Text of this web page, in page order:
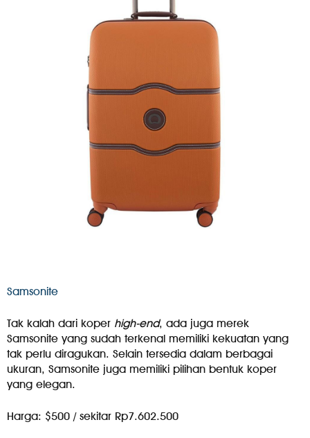
Samsonite
Tak kalah dari koper high-end, ada juga merek
Samsonite yang sudah terkenal memiliki kekuatan yang
tak perlu diragukan. Selain tersedia dalam berbagai
ukuran, Samsonite juga memiliki pilihan bentuk koper
yang elegan.
Harga: $500 / sekitar Rp7.602.500